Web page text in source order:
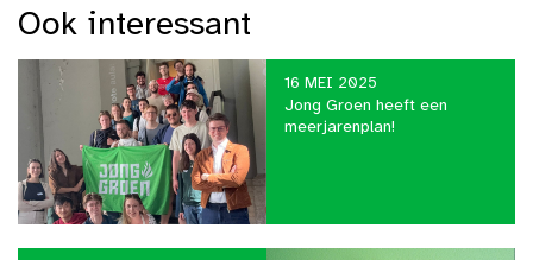
Ook interessant
16 MEI 2025
Jong Groen heeft een
meerjarenplan!